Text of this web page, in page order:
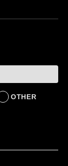
OTHER